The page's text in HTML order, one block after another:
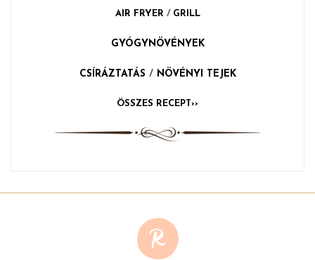
AIR FRYER / GRILL
GYÓGYNÖVÉNYEK
CSÍRÁZTATÁS / NÖVÉNYI TEJEK
ÖSSZES RECEPT››